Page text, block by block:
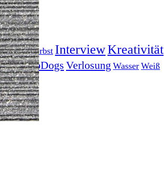
Herbst InterviewKreativität
TopDogs Verlosung Wasser Weiß